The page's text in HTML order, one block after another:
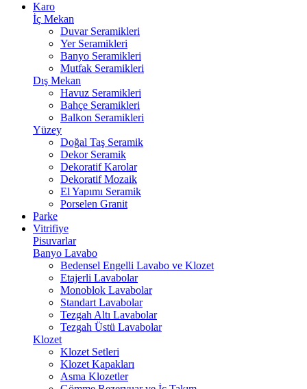
Karo
İç Mekan
Duvar Seramikleri
Yer Seramikleri
Banyo Seramikleri
Mutfak Seramikleri
Dış Mekan
Havuz Seramikleri
Bahçe Seramikleri
Balkon Seramikleri
Yüzey
Doğal Taş Seramik
Dekor Seramik
Dekoratif Karolar
Dekoratif Mozaik
El Yapımı Seramik
Porselen Granit
Parke
Vitrifiye
Pisuvarlar
Banyo Lavabo
Bedensel Engelli Lavabo ve Klozet
Etajerli Lavabolar
Monoblok Lavabolar
Standart Lavabolar
Tezgah Altı Lavabolar
Tezgah Üstü Lavabolar
Klozet
Klozet Setleri
Klozet Kapakları
Asma Klozetler